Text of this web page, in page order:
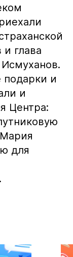
глава
и
и
Центра:
для